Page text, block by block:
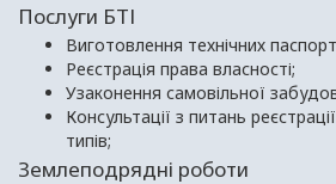
Послуги БТІ
Виготовлення технічних
Реєстрація права власності;
Узаконення самовільної
Консультації з питань
типів;
Землеподрядні роботи